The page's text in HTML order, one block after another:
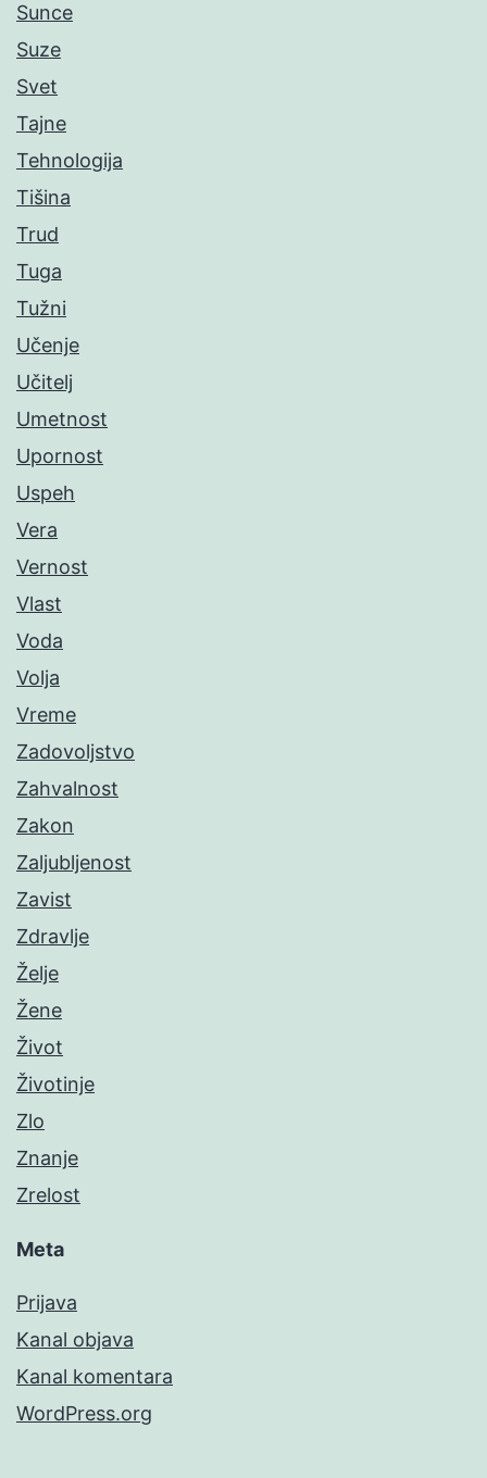
Sunce
Suze
Svet
Tajne
Tehnologija
Tišina
Trud
Tuga
Tužni
Učenje
Učitelj
Umetnost
Upornost
Uspeh
Vera
Vernost
Vlast
Voda
Volja
Vreme
Zadovoljstvo
Zahvalnost
Zakon
Zaljubljenost
Zavist
Zdravlje
Želje
Žene
Život
Životinje
Zlo
Znanje
Zrelost
Meta
Prijava
Kanal objava
Kanal komentara
WordPress.org